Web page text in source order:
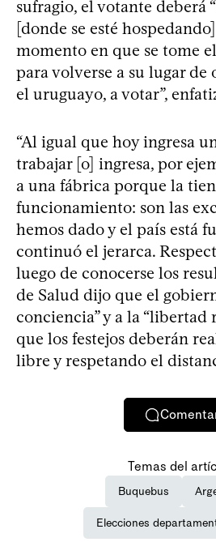
sufragio, el votante deberá
[donde se esté
momento en que se tome
para volverse a su lugar de
el uruguayo, a votar”,
“Al igual que hoy ingresa
trabajar [o] ingresa, por
a una fábrica porque la
funcionamiento: son las
hemos dado y el país está
continuó el jerarca.
luego de conocerse los
de Salud dijo que el
conciencia” y a la “libertad
que los festejos deberán
libre y respetando el
Temas del
Buquebus
Elecciones